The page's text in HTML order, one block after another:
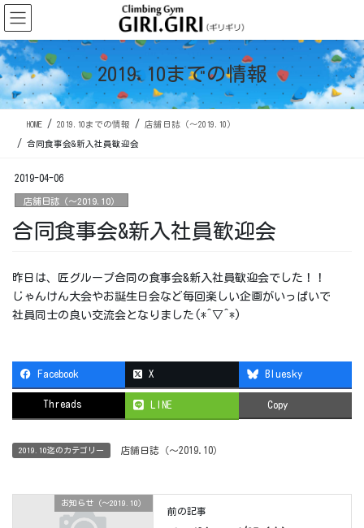
コ
ン
テ
ン
ツ
に
移
ナ
ビ
ゲ
ー
シ
ョ
ン
2019.10までの情報
HOME 2019.10までの情報 店舗日誌（〜2019.10）
合同食事会&新入社員歓迎会
2019-04-06
店舗日誌（〜2019.10）
合同食事会&新入社員歓迎会
昨日は、匠グループ合同の食事会&新入社員歓迎会でした！！
じゃんけん大会やお誕生日会など毎回楽しい企画がいっぱいで
社員同士の良い交流会となりました(*^▽^*)
Facebook X Bluesky
Threads LINE Copy
2019.10迄のカテゴリー 店舗日誌（〜2019.10）
お知らせ（〜2019.10）
前の記事